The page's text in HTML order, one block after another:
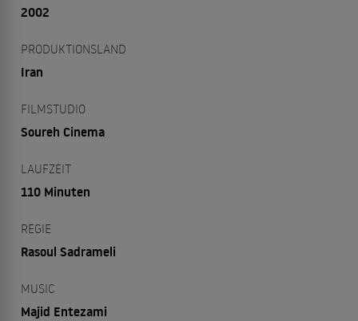
2002
PRODUKTIONSLAND
Iran
FILMSTUDIO
Soureh Cinema
LAUFZEIT
110 Minuten
REGIE
Rasoul Sadrameli
MUSIC
Majid Entezami